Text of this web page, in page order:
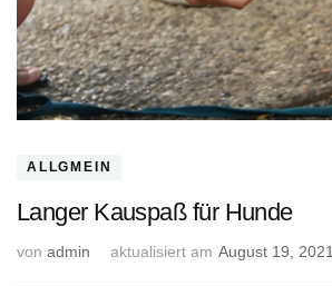
ALLGMEIN
Langer Kauspaß für Hunde
von admin aktualisiert am August 19, 2021